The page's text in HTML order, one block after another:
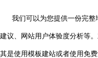
我们可以为您提供一份完整
建议、网站用户体验度分析等
其是使用模板建站或者使用免